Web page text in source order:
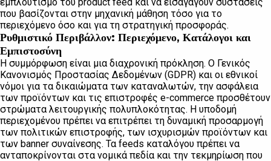
που βασίζονται στην μηχανική μάθηση τόσο για το
περιεχόμενο όσο και για τη στρατηγική προσφοράς.
Ρυθμιστικό Περιβάλλον: Περιεχόμενο, Κατάλογοι και
Εμπιστοσύνη
Η συμμόρφωση είναι μια διαχρονική πρόκληση. Ο Γενικός
Κανονισμός Προστασίας Δεδομένων (GDPR) και οι εθνικοί
νόμοι για τα δικαιώματα των καταναλωτών, την ασφάλεια
των προϊόντων και τις επιστροφές e-commerce προσθέτουν
στρώματα λειτουργικής πολυπλοκότητας. Η υποδομή
περιεχομένου πρέπει να επιτρέπει τη δυναμική προσαρμογή
των πολιτικών επιστροφής, των ισχυρισμών προϊόντων και
των banner συναίνεσης. Τα feeds καταλόγου πρέπει να
ανταποκρίνονται στα νομικά πεδία και την τεκμηρίωση που